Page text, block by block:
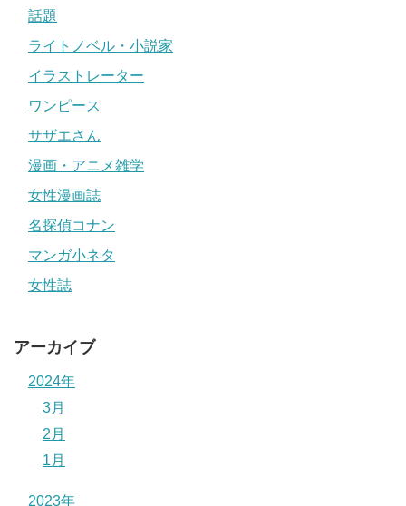
話題
ライトノベル・小説家
イラストレーター
ワンピース
サザエさん
漫画・アニメ雑学
女性漫画誌
名探偵コナン
マンガ小ネタ
女性誌
アーカイブ
2024年
3月
2月
1月
2023年